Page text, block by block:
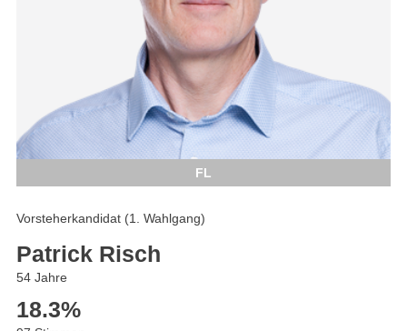
FL
Vorsteherkandidat (1. Wahlgang)
Patrick Risch
54 Jahre
18.3%